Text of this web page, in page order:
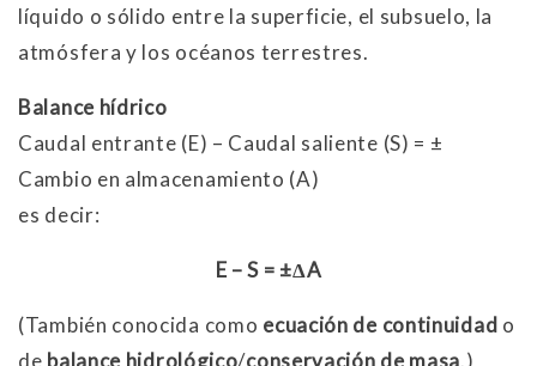
líquido o sólido entre la superficie, el subsuelo, la
atmósfera y los océanos terrestres.
Balance hídrico
Caudal entrante (E) – Caudal saliente (S) = ±
Cambio en almacenamiento (A)
es decir:
E – S = ±ΔA
(También conocida como ecuación de continuidad o
de balance hidrológico/conservación de masa.)